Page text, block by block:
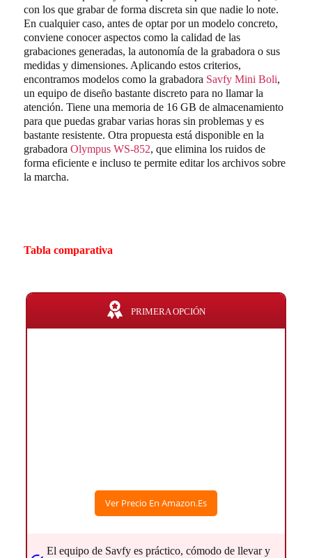
con los que grabar de forma discreta sin que nadie lo note.
En cualquier caso, antes de optar por un modelo concreto,
conviene conocer aspectos como la calidad de las
grabaciones generadas, la autonomía de la grabadora o sus
medidas y dimensiones. Aplicando estos criterios,
encontramos modelos como la grabadora Savfy Mini Boli,
un equipo de diseño bastante discreto para no llamar la
atención. Tiene una memoria de 16 GB de almacenamiento
para que puedas grabar varias horas sin problemas y es
bastante resistente. Otra propuesta está disponible en la
grabadora Olympus WS-852, que elimina los ruidos de
forma eficiente e incluso te permite editar los archivos sobre
la marcha.
Tabla comparativa
PRIMERA OPCIÓN
Ver Precio En Amazon.es
El equipo de Savfy es práctico, cómodo de llevar y